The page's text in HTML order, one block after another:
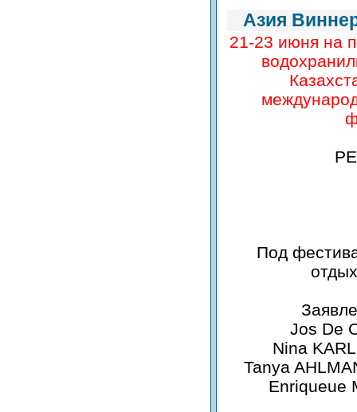
Азия
21-23 июня на
Под
Jos De
Nina
Tanya
Enriqueue